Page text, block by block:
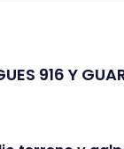
916 Y